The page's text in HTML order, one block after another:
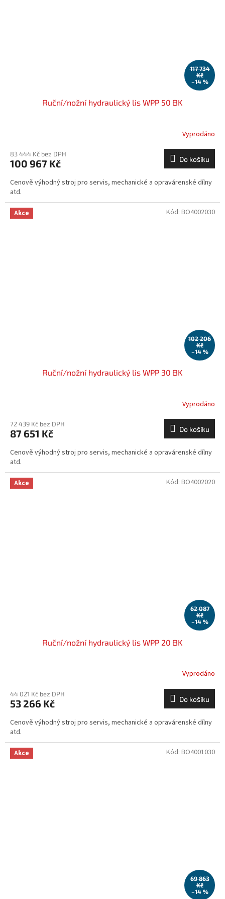
117 734
Kč
–14 %
Ruční/nožní hydraulický lis WPP 50 BK
Vyprodáno
83 444 Kč bez DPH
100 967 Kč Do košíku
Cenově výhodný stroj pro servis, mechanické a opravárenské dílny
atd.
Akce
102 206
Kč
–14 %
Ruční/nožní hydraulický lis WPP 30 BK
Vyprodáno
72 439 Kč bez DPH
87 651 Kč Do košíku
Cenově výhodný stroj pro servis, mechanické a opravárenské dílny
atd.
Kód: BO4002030
Akce
62 087
Kč
–14 %
Ruční/nožní hydraulický lis WPP 20 BK
Vyprodáno
44 021 Kč bez DPH
53 266 Kč Do košíku
Cenově výhodný stroj pro servis, mechanické a opravárenské dílny
atd.
Kód: BO4002020
Akce
69 863
Kč
–14 %
Kód: BO4001030